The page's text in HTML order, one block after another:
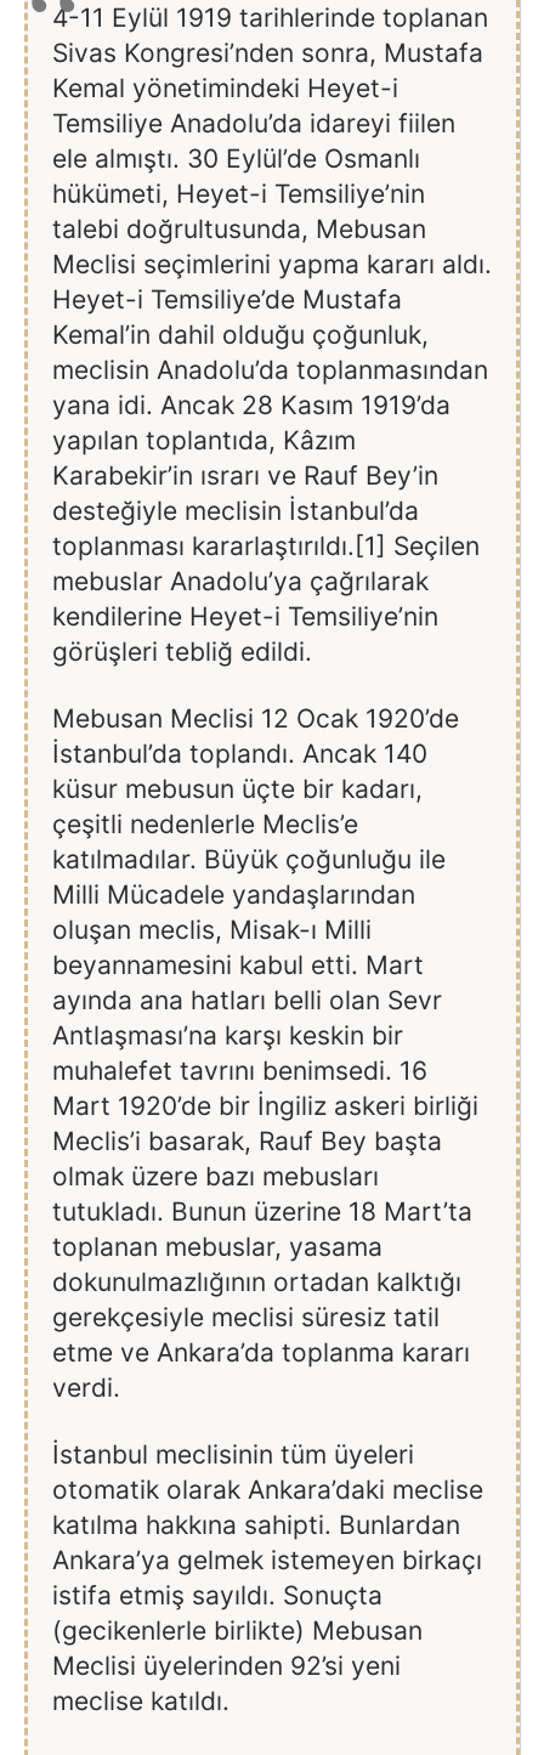
4-11 Eylül 1919 tarihlerinde toplanan
Sivas Kongresi’nden sonra, Mustafa
Kemal yönetimindeki Heyet-i
Temsiliye Anadolu’da idareyi fiilen
ele almıştı. 30 Eylül’de Osmanlı
hükümeti, Heyet-i Temsiliye’nin
talebi doğrultusunda, Mebusan
Meclisi seçimlerini yapma kararı aldı.
Heyet-i Temsiliye’de Mustafa
Kemal’in dahil olduğu çoğunluk,
meclisin Anadolu’da toplanmasından
yana idi. Ancak 28 Kasım 1919’da
yapılan toplantıda, Kâzım
Karabekir’in ısrarı ve Rauf Bey’in
desteğiyle meclisin İstanbul’da
toplanması kararlaştırıldı.[1] Seçilen
mebuslar Anadolu’ya çağrılarak
kendilerine Heyet-i Temsiliye’nin
görüşleri tebliğ edildi.
Mebusan Meclisi 12 Ocak 1920’de
İstanbul’da toplandı. Ancak 140
küsur mebusun üçte bir kadarı,
çeşitli nedenlerle Meclis’e
katılmadılar. Büyük çoğunluğu ile
Milli Mücadele yandaşlarından
oluşan meclis, Misak-ı Milli
beyannamesini kabul etti. Mart
ayında ana hatları belli olan Sevr
Antlaşması’na karşı keskin bir
muhalefet tavrını benimsedi. 16
Mart 1920’de bir İngiliz askeri birliği
Meclis’i basarak, Rauf Bey başta
olmak üzere bazı mebusları
tutukladı. Bunun üzerine 18 Mart’ta
toplanan mebuslar, yasama
dokunulmazlığının ortadan kalktığı
gerekçesiyle meclisi süresiz tatil
etme ve Ankara’da toplanma kararı
verdi.
İstanbul meclisinin tüm üyeleri
otomatik olarak Ankara’daki meclise
katılma hakkına sahipti. Bunlardan
Ankara’ya gelmek istemeyen birkaçı
istifa etmiş sayıldı. Sonuçta
(gecikenlerle birlikte) Mebusan
Meclisi üyelerinden 92’si yeni
meclise katıldı.